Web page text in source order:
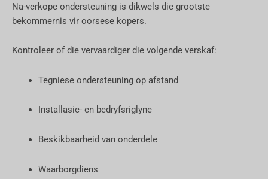
Na-verkope ondersteuning is dikwels die grootste
bekommernis vir oorsese kopers.
Kontroleer of die vervaardiger die volgende verskaf:
Tegniese ondersteuning op afstand
Installasie- en bedryfsriglyne
Beskikbaarheid van onderdele
Waarborgdiens